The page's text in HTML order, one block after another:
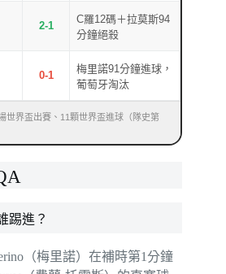
2-1
C羅12碼＋拉莫斯94
分鐘絕殺
0-1
梅里諾91分鐘進球，
葡萄牙淘汰
世界盃出賽、11顆世界盃進球（隊史第
踢進？
（梅里諾）在補時第1分鐘